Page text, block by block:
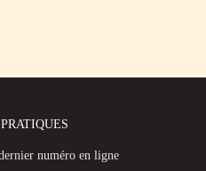
numéro en ligne